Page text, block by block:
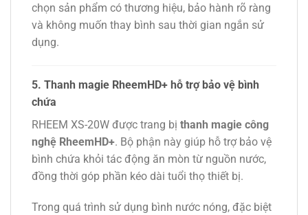
chọn sản phẩm có thương hiệu, bảo hành rõ ràng
và không muốn thay bình sau thời gian ngắn sử
dụng.
5. Thanh magie RheemHD+ hỗ trợ bảo vệ bình
chứa
RHEEM XS-20W được trang bị thanh magie công
nghệ RheemHD+. Bộ phận này giúp hỗ trợ bảo vệ
bình chứa khỏi tác động ăn mòn từ nguồn nước,
đồng thời góp phần kéo dài tuổi thọ thiết bị.
Trong quá trình sử dụng bình nước nóng, đặc biệt